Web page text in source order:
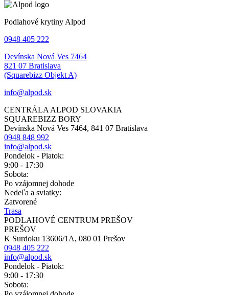
Podlahové krytiny Alpod
0948 405 222
Devínska Nová Ves 7464
821 07 Bratislava
(Squarebizz Objekt A)
info@alpod.sk
CENTRÁLA ALPOD SLOVAKIA
SQUAREBIZZ BORY
Devínska Nová Ves 7464, 841 07 Bratislava
0948 848 992
info@alpod.sk
Pondelok - Piatok:
9:00 - 17:30
Sobota:
Po vzájomnej dohode
Nedeľa a sviatky:
Zatvorené
Trasa
PODLAHOVÉ CENTRUM PREŠOV
PREŠOV
K Surdoku 13606/1A, 080 01 Prešov
0948 405 222
info@alpod.sk
Pondelok - Piatok:
9:00 - 17:30
Sobota: